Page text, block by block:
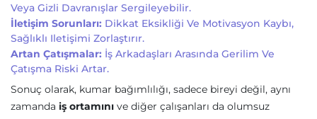
Veya Gizli Davranışlar Sergileyebilir.
İletişim Sorunları: Dikkat Eksikliği Ve Motivasyon Kaybı,
Sağlıklı Iletişimi Zorlaştırır.
Artan Çatışmalar: İş Arkadaşları Arasında Gerilim Ve
Çatışma Riski Artar.
Sonuç olarak, kumar bağımlılığı, sadece bireyi değil, aynı
zamanda iş ortamını ve diğer çalışanları da olumsuz